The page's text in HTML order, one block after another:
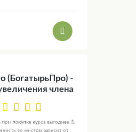
(БогатырьПро) -
члена
покупке курса выгоднее 💪
во многом зависит от